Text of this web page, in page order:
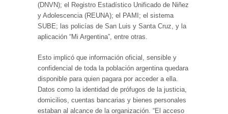
(DNVN); el Registro Estadístico Unificado de Niñez
y Adolescencia (REUNA); el PAMI; el sistema
SUBE; las policías de San Luis y Santa Cruz, y la
aplicación “Mi Argentina”, entre otras.
Esto implicó que información oficial, sensible y
confidencial de toda la población argentina quedara
disponible para quien pagara por acceder a ella.
Datos como la identidad de prófugos de la justicia,
domicilios, cuentas bancarias y bienes personales
estaban al alcance de la organización. “El acceso